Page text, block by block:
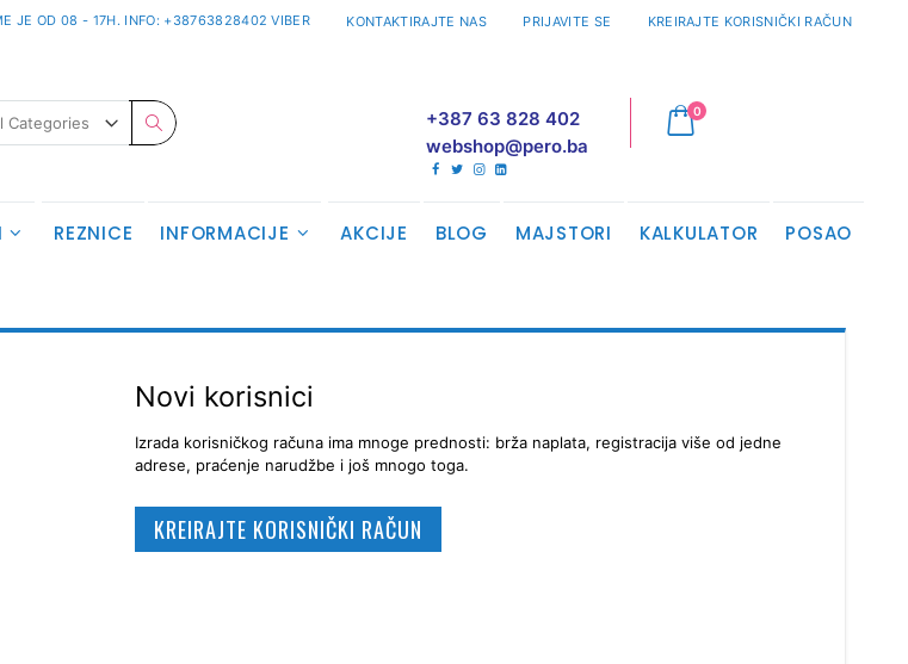
JE OD 08 - 17H. INFO: +38763828402 VIBER KONTAKTIRAJTE NAS PRIJAVITE SE KREIRAJTE KORISNIČKI RAČUN
Cart
0proizvodi
+387 63 828 402
webshop@pero.ba
REZNICE INFORMACIJE AKCIJE BLOG MAJSTORI KALKULATOR POSAO
Novi korisnici
Izrada korisničkog računa ima mnoge prednosti: brža naplata, registracija više od jedne
adrese, praćenje narudžbe i još mnogo toga.
KREIRAJTE KORISNIČKI RAČUN